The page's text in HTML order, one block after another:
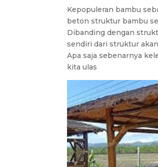
Kepopuleran bambu
beton struktur bambu
Dibanding dengan
sendiri dari struktur
Apa saja sebenarnya
kita ulas